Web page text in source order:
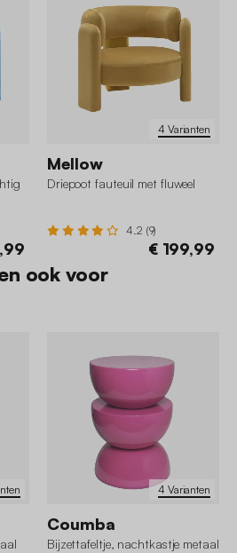
4 Varianten
Mellow
Driepoot fauteuil met fluweel
4.2 (9)
€ 199,99
ook voor
4 Varianten
Coumba
Bijzettafeltje, nachtkastje metaal